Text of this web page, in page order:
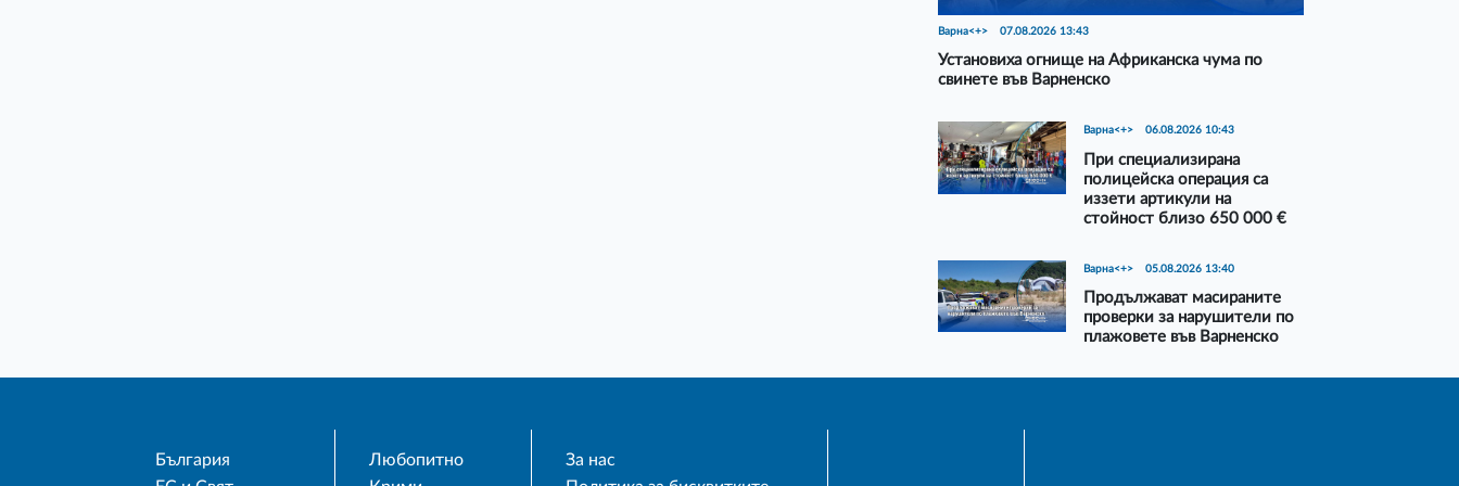
Варна<+> 07.08.2026 13:43
Установиха огнище на Африканска чума по
свинете във Варненско
Варна<+> 06.08.2026 10:43
При специализирана
полицейска операция са
иззети артикули на
стойност близо 650 000 €
Варна<+> 05.08.2026 13:40
Продължават масираните
проверки за нарушители по
плажовете във Варненско
България
Любопитно
За нас